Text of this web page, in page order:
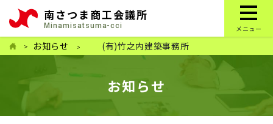
南さつま商工会議所
Minamisatsuma-cci メニュー
お知らせ (有)竹之内建築事務所
お知らせ